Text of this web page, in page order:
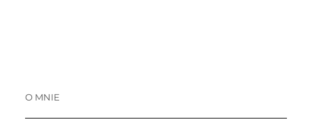
O MNIE